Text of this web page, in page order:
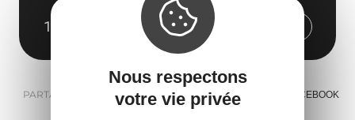
12350 Compolibat
Obtenir l'itinéraire
PARTAGER : E-MAIL MESSENGER FACEBOOK
Nous respectons
votre vie privée